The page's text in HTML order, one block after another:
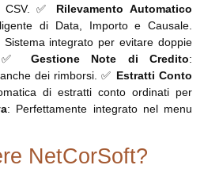
CSV. ✅ Rilevamento Automatico
di Data, Importo e Causale.
Sistema integrato per evitare doppie
✅ Gestione Note di Credito:
dei rimborsi. ✅ Estratti Conto
di estratti conto ordinati per
: Perfettamente integrato nel menu
NetCorSoft?